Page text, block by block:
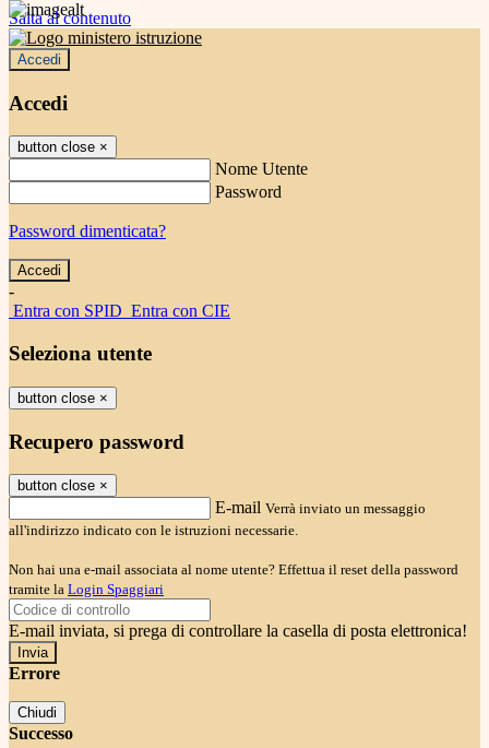
Salta al contenuto
Accedi
Accedi
button close ×
Nome Utente
Password
Password dimenticata?
-
Entra con SPID Entra con CIE
Seleziona utente
button close ×
Recupero password
button close ×
E-mail Verrà inviato un messaggio
all'indirizzo indicato con le istruzioni necessarie.
Non hai una e-mail associata al nome utente? Effettua il reset della password
tramite la Login Spaggiari
E-mail inviata, si prega di controllare la casella di posta elettronica!
Errore
Chiudi
Successo